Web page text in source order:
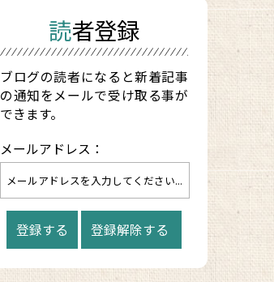
読者登録
ブログの読者になると新着記事
の通知をメールで受け取る事が
できます。
メールアドレス：